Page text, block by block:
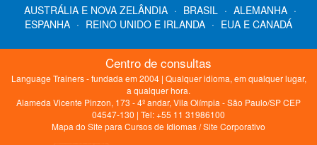
AUSTRÁLIA E NOVA ZELÂNDIA · BRASIL · ALEMANHA ·
ESPANHA · REINO UNIDO E IRLANDA · EUA E CANADÁ
Centro de consultas
Language Trainers - fundada em 2004 | Qualquer idioma, em qualquer lugar,
a qualquer hora.
Alameda Vicente Pinzon, 173 - 4º andar, Vila Olímpia - São Paulo/SP CEP
04547-130 | Tel: +55 11 31986100
Mapa do Site para Cursos de Idiomas/Site Corporativo